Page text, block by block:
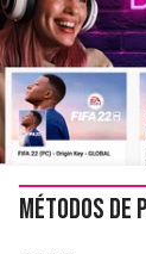
Métodos de